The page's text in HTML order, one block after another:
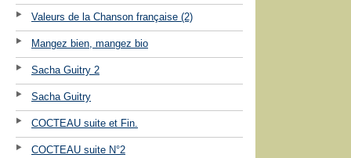
Valeurs de la Chanson française (2)
Mangez bien, mangez bio
Sacha Guitry 2
Sacha Guitry
COCTEAU suite et Fin.
COCTEAU suite N°2